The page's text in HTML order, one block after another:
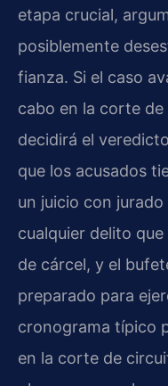
etapa crucial,
posiblemente
fianza. Si el caso
cabo en la corte
decidirá el
que los acusados
un juicio con
cualquier delito
de cárcel, y el
preparado para
cronograma típico
en la corte de